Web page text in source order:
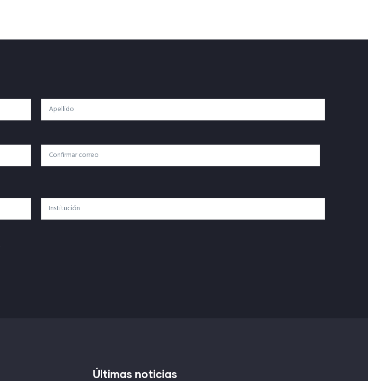
Apellido
Confirmar Correo
Institución
Últimas noticias